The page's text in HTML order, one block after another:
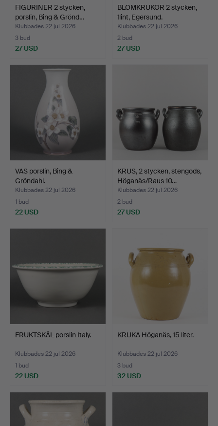
FIGURINER 2 stycken,
porslin, Bing & Grönd…
Klubbades 22 jul 2026
3 bud
27 USD
BLOMKRUKOR 2 stycken,
flint, Egersund.
Klubbades 22 jul 2026
2 bud
27 USD
VAS porslin, Bing &
Gröndahl.
Klubbades 22 jul 2026
1 bud
22 USD
KRUS, 2 stycken, stengods,
Höganäs/Raus 10…
Klubbades 22 jul 2026
2 bud
27 USD
FRUKTSKÅL porslin Italy.
Klubbades 22 jul 2026
1 bud
22 USD
KRUKA Höganäs, 15 liter.
Klubbades 22 jul 2026
3 bud
32 USD